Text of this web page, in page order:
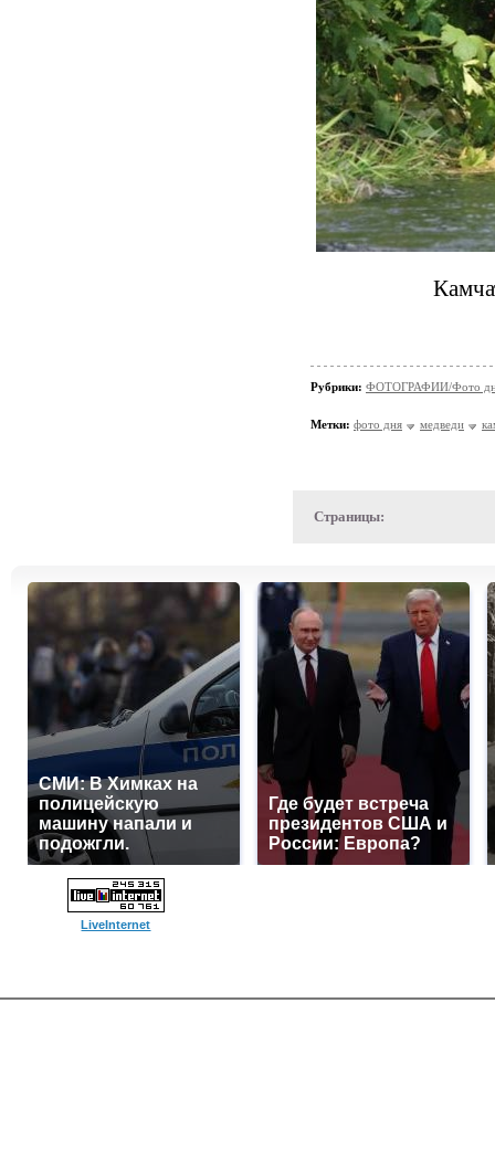
Рубрики: ФОТОГРАФИИ/Фото
Метки: фото дня медведи
Страницы:
СМИ: В Химках на
полицейскую
машину напали и
подожгли.
Где будет встреча
президентов США и
России: Европа?
LiveInternet